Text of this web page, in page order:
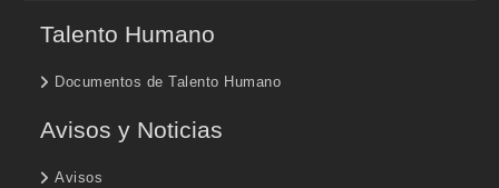
Talento Humano
Documentos de Talento Humano
Avisos y Noticias
Avisos